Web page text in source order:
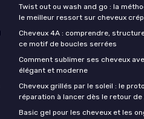
Twist out ou wash and go : la
le meilleur ressort sur cheveux
Cheveux 4A : comprendre,
ce motif de boucles serrées
Comment sublimer ses cheveux
élégant et moderne
Cheveux grillés par le soleil : le
réparation à lancer dès le retour de
Basic gel pour les cheveux et les